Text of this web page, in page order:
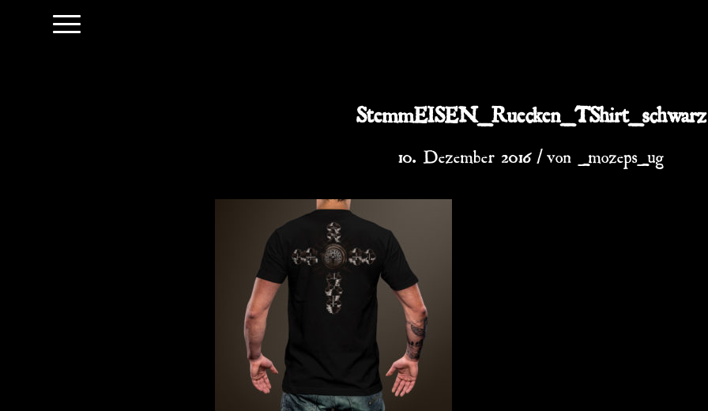
StemmEISEN_Ruecken_TShirt_schwarz
10. Dezember 2016 /